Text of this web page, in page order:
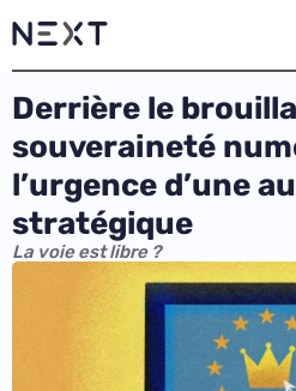
Derrière le
souveraineté
l’urgence d’une
stratégique
La voie est libre ?